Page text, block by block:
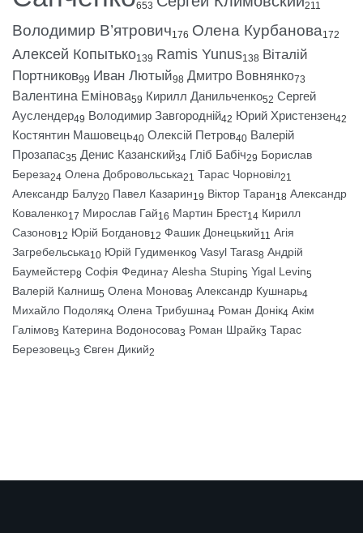
653 211
Володимир В’ятрович176 Олена Курбанова172
Алексей Копытько139 Ramis Yunus138 Віталій
Портников99 Иван Лютый98 Дмитро Вовнянко73
Валентина Емінова59 Кирилл Данильченко52 Сергей
Ауслендер49 Володимир Завгородній42 Юрий Христензен42
Костянтин Машовець40 Олексій Петров40 Валерій
Прозапас35 Денис Казанский34 Гліб Бабіч29 Борислав
Береза24 Олена Добровольська21 Тарас Чорновіл21
Александр Балу20 Павел Казарин19 Віктор Таран18 Александр
Коваленко17 Мирослав Гай16 Мартин Брест14 Кирилл
Сазонов12 Юрій Богданов12 Фашик Донецький11 Агія
Загребельська10 Юрій Гудименко9 Vasyl Taras8 Андрій
Баумейстер8 Софія Федина7 Alesha Stupin5 Yigal Levin5
Валерій Калниш5 Олена Монова5 Александр Кушнарь4
Михайло Подоляк4 Олена Трибушна4 Роман Донік4 Акім
Галімов3 Катерина Водоносова3 Роман Шрайк3 Тарас
Березовець3 Євген Дикий2